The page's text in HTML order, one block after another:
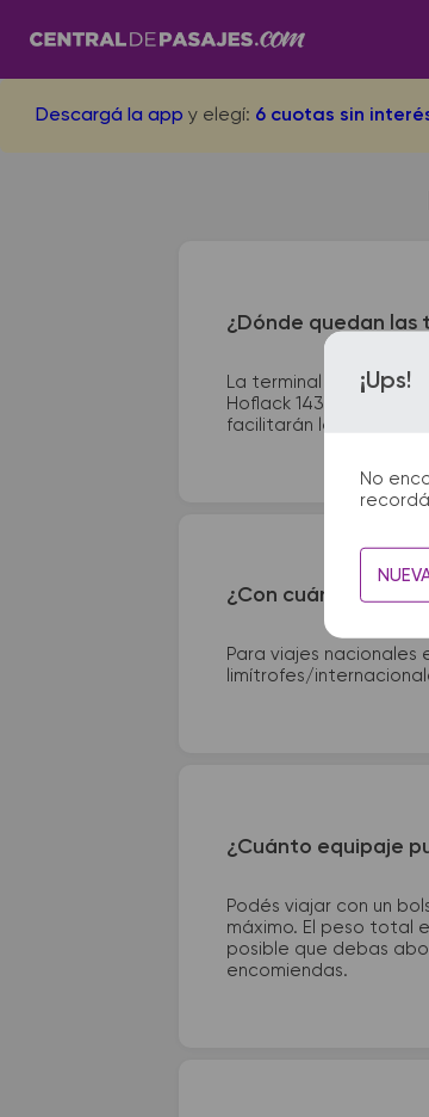
Descargá la app y elegí: 6 cuotas sin
¡Ups!
No
¿Dónde quedan las
La terminal de
Hoflack 143. En las
facilitarán la partida y
¿Con cuánta
Para viajes
limítrofes/
¿Cuánto equipaje
Podés viajar con un
máximo. El peso total
posible que debas
encomiendas.